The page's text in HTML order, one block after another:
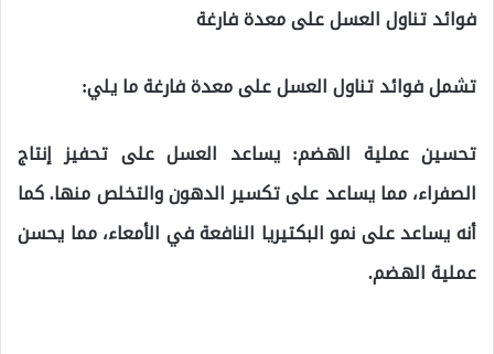
فوائد تناول العسل على معدة فارغة
تشمل فوائد تناول العسل على معدة فارغة ما يلي:
تحسين عملية الهضم: يساعد العسل على تحفيز إنتاج
الصفراء، مما يساعد على تكسير الدهون والتخلص منها. كما
أنه يساعد على نمو البكتيريا النافعة في الأمعاء، مما يحسن
عملية الهضم.